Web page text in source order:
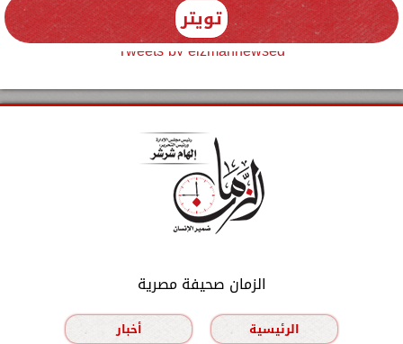
تويتر
Tweets by elzmannewseg
الزمان صحيفة مصرية
الرئيسية
أخبار